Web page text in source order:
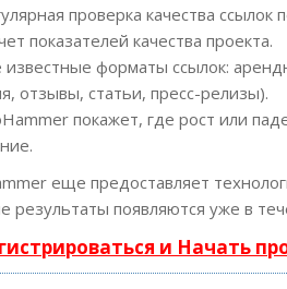
проверка качества
показателей качества проекта.
форматы ссылок:
отзывы, статьи, пресс-релизы).
покажет, где рост или
еще предоставляет
результаты появляются уже в
и Начать